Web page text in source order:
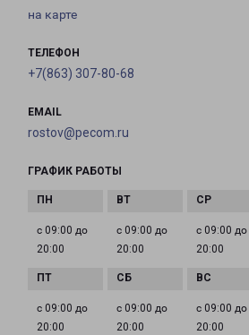
на карте
ТЕЛЕФОН
+7(863) 307-80-68
EMAIL
rostov@pecom.ru
ГРАФИК РАБОТЫ
с 09:00 до
20:00
с 09:00 до
20:00
с 09:00 до
20:00
с 09:00 до
20:00
с 09:00 до
20:00
с 09:00 до
20:00